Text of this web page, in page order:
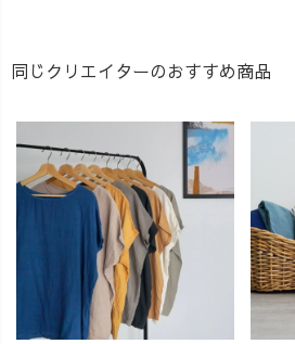
同じクリエイターのおすすめ商品